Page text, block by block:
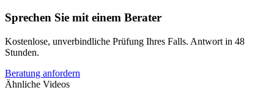
Sprechen Sie mit einem Berater
Kostenlose, unverbindliche Prüfung Ihres Falls. Antwort in 48
Stunden.
Beratung anfordern
Ähnliche Videos